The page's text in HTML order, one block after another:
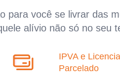
para você se livrar das
alívio não só no seu
IPVA e
Parcelado